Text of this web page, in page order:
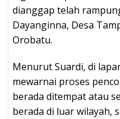
dianggap telah
Dayanginna, Desa
Orobatu.
Menurut Suardi, di
mewarnai proses
berada ditempat atau
berada di luar wilayah,